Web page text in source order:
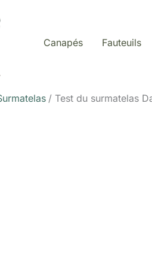
Canapés Fauteuils
Test du surmatelas